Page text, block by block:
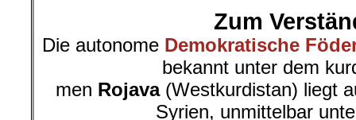
Zum
Die autonome Demokratische
bekannt unter dem
men Rojava(Westkurdistan) liegt
Syrien, unmittelbar